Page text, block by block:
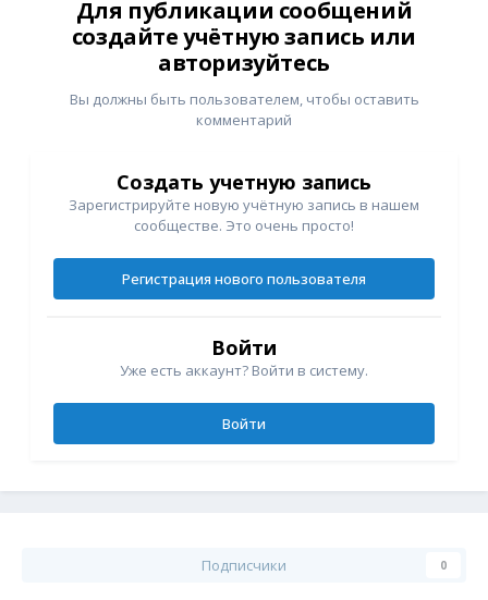
Для публикации сообщений
создайте учётную запись или
авторизуйтесь
Вы должны быть пользователем, чтобы оставить
комментарий
Создать учетную запись
Зарегистрируйте новую учётную запись в нашем
сообществе. Это очень просто!
Регистрация нового пользователя
Войти
Уже есть аккаунт? Войти в систему.
Войти
Подписчики 0